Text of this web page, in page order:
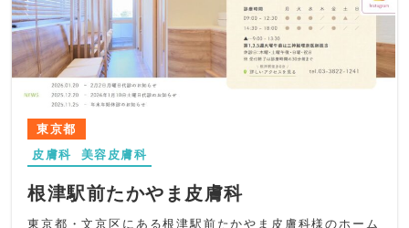
して相談できる皮膚科医療”と“美容治療も気軽に相談でき
る身近さ”がバランスよく伝わるホームページとして仕上げ
ています。
ルを採用。親しみやすい書体を見出しに使い、皮膚科なら
ではの“安心感”と“優しさ”を印象づけています。全体の色
調を統一することで、清潔感の中にもやわらかさを感じら
れるデザインに仕上げました。
コンテンツ面では、トップの診療案内にソフトタッチの症
状イラストを配置し、一般皮膚科・小児皮膚科・美容皮膚
科・形成外科の診療内容がひと目で理解できるよう構成。
専門的な治療にも敷居を感じさせない工夫を施し、初診の
UI/UXでは、院内外の様子を横スクロールで見せること
で、院内の雰囲気を直感的に掴める工夫を採用。さらに、
東京都
皮膚科
美容皮膚科
根津駅前たかやま皮膚科
東京都・文京区にある根津駅前たかやま皮膚科様のホーム